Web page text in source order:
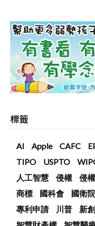
標籤
AI Apple CAFC
TIPO
USPTO
人工智慧
侵權 侵
商標
國科會 國衛院
專利申請
川普 新創